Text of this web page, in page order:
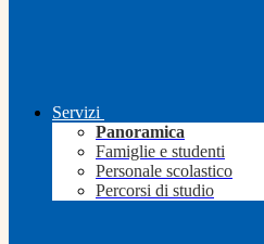
Servizi
Panoramica
Famiglie e studenti
Personale scolastico
Percorsi di studio